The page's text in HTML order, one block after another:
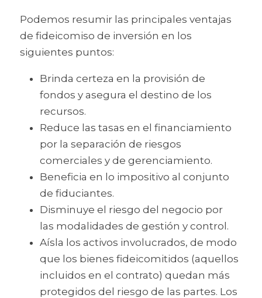
Podemos resumir las principales ventajas
de fideicomiso de inversión en los
siguientes puntos:
Brinda certeza en la provisión de
fondos y asegura el destino de los
recursos.
Reduce las tasas en el financiamiento
por la separación de riesgos
comerciales y de gerenciamiento.
Beneficia en lo impositivo al conjunto
de fiduciantes.
Disminuye el riesgo del negocio por
las modalidades de gestión y control.
Aísla los activos involucrados, de modo
que los bienes fideicomitidos (aquellos
incluidos en el contrato) quedan más
protegidos del riesgo de las partes. Los